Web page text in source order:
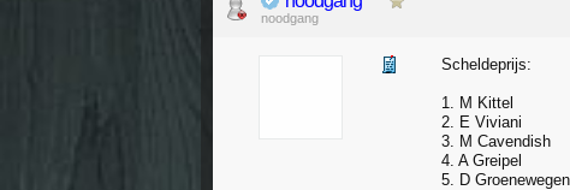
noodgang
Scheldeprijs:
1. M Kittel
2. E Viviani
3. M Cavendish
4. A Greipel
5. D Groenewegen